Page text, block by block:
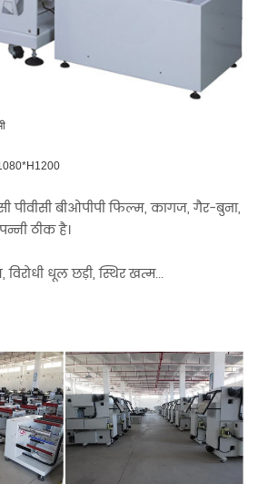
पीवीसी बीओपीपी फिल्म, कागज, गैर-बुना,
ठीक है।
धूल छड़ी, स्थिर खत्म...